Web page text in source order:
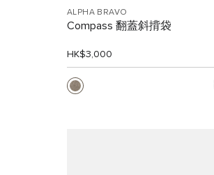
ALPHA BRAVO
Compass 翻蓋斜揹袋
HK$3,000